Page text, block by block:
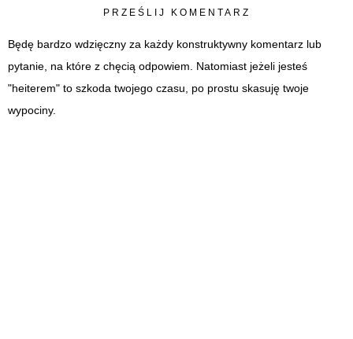
PRZEŚLIJ KOMENTARZ
Będę bardzo wdzięczny za każdy konstruktywny komentarz lub
pytanie, na które z chęcią odpowiem. Natomiast jeżeli jesteś
"heiterem" to szkoda twojego czasu, po prostu skasuję twoje
wypociny.